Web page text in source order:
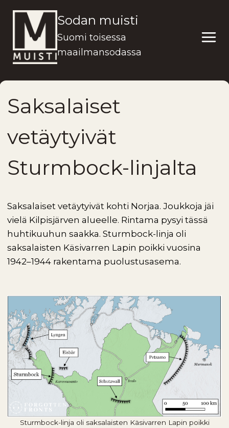
sisältöön
Sodan muisti
Suomi toisessa
maailmansodassa
Saksalaiset
vetäytyivät
Sturmbock-linjalta
Saksalaiset vetäytyivät kohti Norjaa. Joukkoja jäi
vielä Kilpisjärven alueelle. Rintama pysyi tässä
huhtikuuhun saakka. Sturmbock-linja oli
saksalaisten Käsivarren Lapin poikki vuosina
1942–1944 rakentama puolustusasema.
Sturmbock-linja oli saksalaisten Käsivarren Lapin poikki